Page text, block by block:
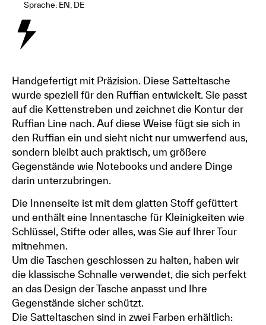
Sprache: EN, DE
Handgefertigt mit Präzision. Diese Satteltasche
wurde speziell für den Ruffian entwickelt. Sie passt
auf die Kettenstreben und zeichnet die Kontur der
Ruffian Line nach. Auf diese Weise fügt sie sich in
den Ruffian ein und sieht nicht nur umwerfend aus,
sondern bleibt auch praktisch, um größere
Gegenstände wie Notebooks und andere Dinge
darin unterzubringen.
Die Innenseite ist mit dem glatten Stoff gefüttert
und enthält eine Innentasche für Kleinigkeiten wie
Schlüssel, Stifte oder alles, was Sie auf Ihrer Tour
mitnehmen.
Um die Taschen geschlossen zu halten, haben wir
die klassische Schnalle verwendet, die sich perfekt
an das Design der Tasche anpasst und Ihre
Gegenstände sicher schützt.
Die Satteltaschen sind in zwei Farben erhältlich: